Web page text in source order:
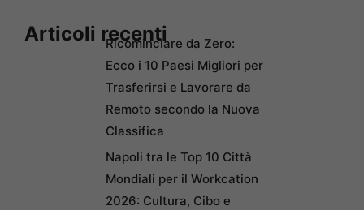
Articoli recentiRicominciare da Zero:
Ecco i 10 Paesi Migliori per
Trasferirsi e Lavorare da
Remoto secondo la Nuova
Classifica
Napoli tra le Top 10 Città
Mondiali per il Workcation
2026: Cultura, Cibo e